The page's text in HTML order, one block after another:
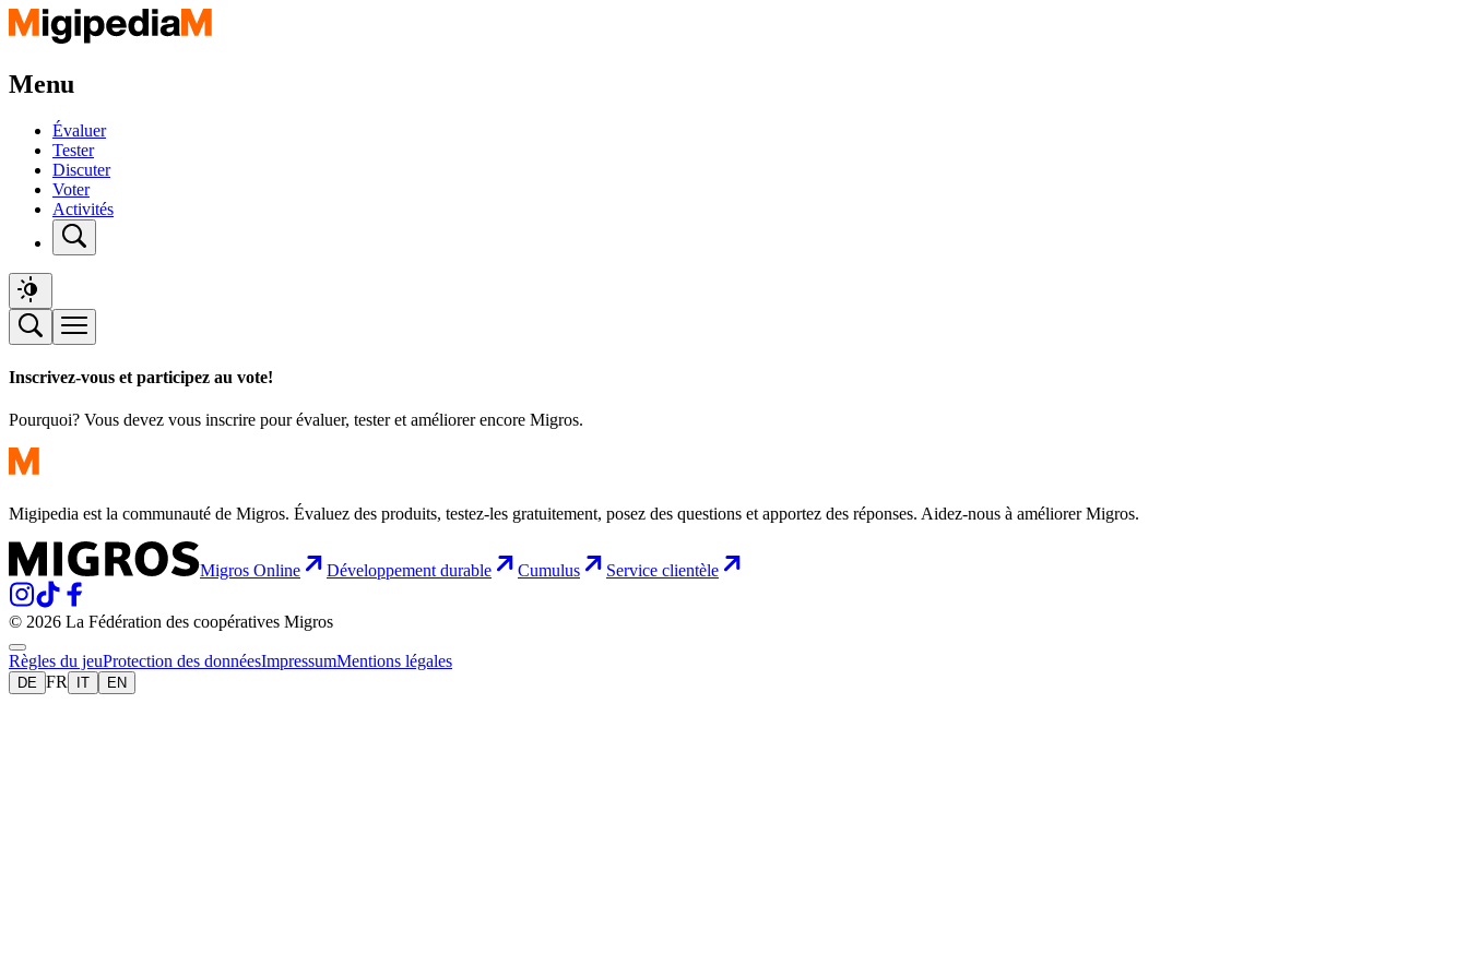
Menu
Évaluer
Tester
Discuter
Voter
Activités
Inscrivez-vous et participez au vote!
Pourquoi? Vous devez vous inscrire pour évaluer, tester et améliorer encore Migros.
Migipedia est la communauté de Migros. Évaluez des produits, testez-les gratuitement, posez des questions et apportez des réponses. Aidez-nous à améliorer Migros.
Migros Online Développement durable Cumulus Service clientèle
© 2026 La Fédération des coopératives Migros
Règles du jeuProtection des donnéesImpressumMentions légales
DE FR IT EN